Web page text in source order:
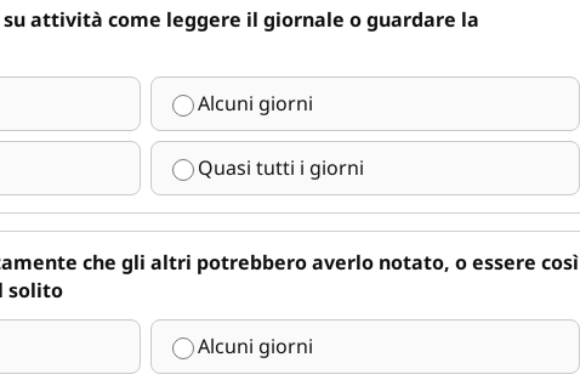
attività come leggere il giornale o guardare la
Alcuni giorni
Quasi tutti i giorni
che gli altri potrebbero averlo notato, o essere così
solito
Alcuni giorni